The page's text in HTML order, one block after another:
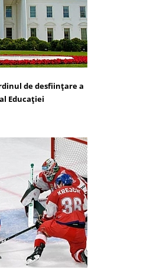
de desființare a
Educației